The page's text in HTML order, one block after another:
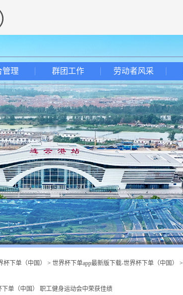
管理 群团工作 劳动者风采
下单（中国） > 世界杯下单app最新版下载-世界杯下单（中国） >
单（中国） 职工健身运动会中荣获佳绩